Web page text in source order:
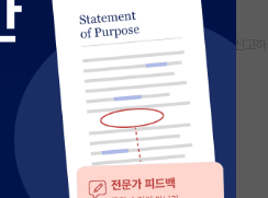
스크랩 신고하